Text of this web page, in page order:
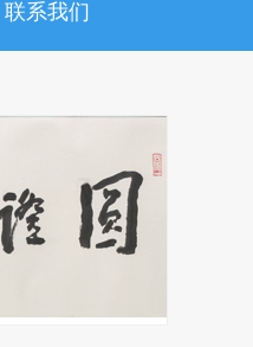
联系我们